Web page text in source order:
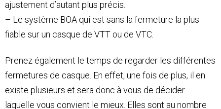
ajustement d’autant plus précis.
– Le système BOA qui est sans la fermeture la plus
fiable sur un casque de VTT ou de VTC.
Prenez également le temps de regarder les différentes
fermetures de casque. En effet, une fois de plus, il en
existe plusieurs et sera donc à vous de décider
laquelle vous convient le mieux. Elles sont au nombre